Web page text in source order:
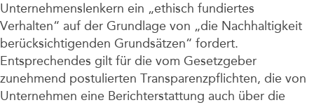
Unternehmenslenkern ein „ethisch fundiertes
Verhalten“ auf der Grundlage von „die Nachhaltigkeit
berücksichtigenden Grundsätzen“ fordert.
Entsprechendes gilt für die vom Gesetzgeber
zunehmend postulierten Transparenzpflichten, die von
Unternehmen eine Berichterstattung auch über die